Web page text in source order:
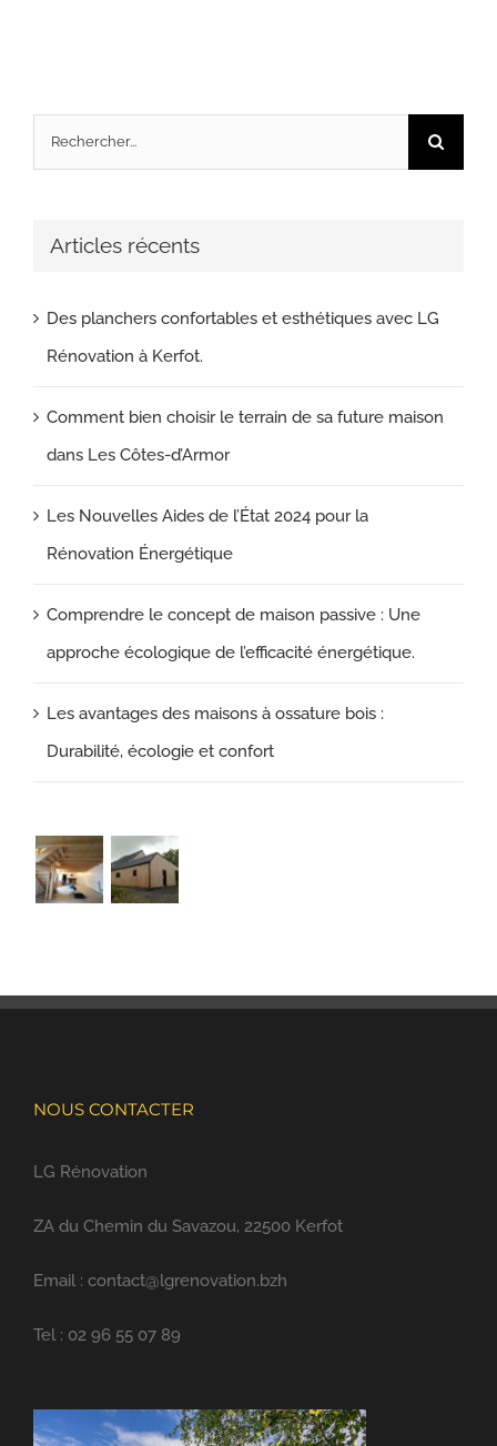
Rechercher:
Articles récents
Des planchers confortables et esthétiques avec LG
Rénovation à Kerfot.
Comment bien choisir le terrain de sa future maison
dans Les Côtes-d’Armor
Les Nouvelles Aides de l’État 2024 pour la
Rénovation Énergétique
Comprendre le concept de maison passive : Une
approche écologique de l’efficacité énergétique.
Les avantages des maisons à ossature bois :
Durabilité, écologie et confort
NOUS CONTACTER
LG Rénovation
ZA du Chemin du Savazou, 22500 Kerfot
Email : contact@lgrenovation.bzh
Tel : 02 96 55 07 89